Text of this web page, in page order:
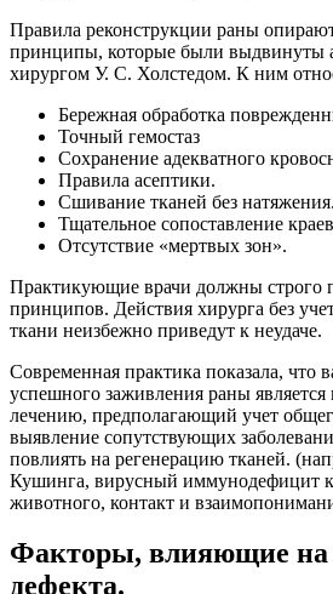
Правила реконструкции раны
принципы, которые были выдвинуты
хирургом У. С. Холстедом. К ним
Бережная обработка
Точный гемостаз
Сохранение адекватного
Правила асептики.
Сшивание тканей без натяжения.
Тщательное сопоставление
Отсутствие «мертвых зон».
Практикующие врачи должны строго
принципов. Действия хирурга без
ткани неизбежно приведут к неудаче.
Современная практика показала, что
успешного заживления раны
лечению, предполагающий учет
выявление сопутствующих
повлиять на регенерацию тканей.
Кушинга, вирусный иммунодефицит
животного, контакт и
Факторы, влияющие на
дефекта.